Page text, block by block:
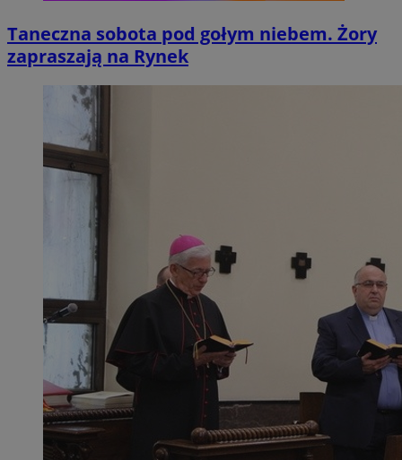
Taneczna sobota pod gołym niebem. Żory
zapraszają na Rynek